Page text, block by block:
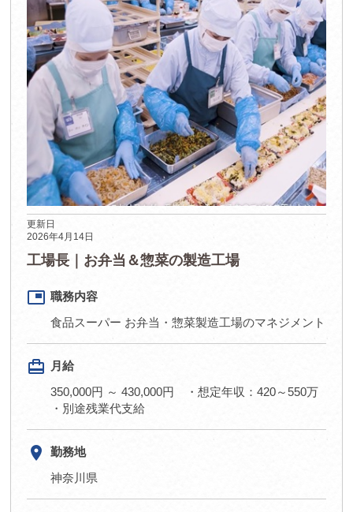
更新日
2026年4月14日
工場長｜お弁当＆惣菜の製造工場
picture_in_picture 職務内容
食品スーパー お弁当・惣菜製造工場のマネジメント
card_travel
月給
350,000円 ～ 430,000円 ・想定年収：420～550万
・別途残業代支給
room
勤務地
神奈川県